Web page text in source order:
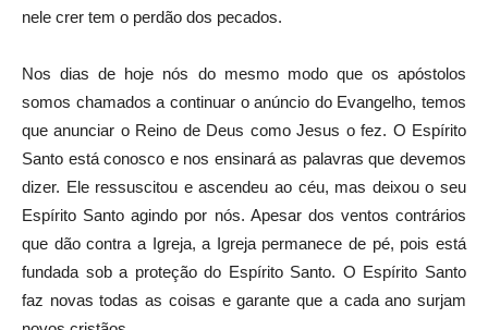
nele crer tem o perdão dos pecados.
Nos dias de hoje nós do mesmo modo que os apóstolos
somos chamados a continuar o anúncio do Evangelho, temos
que anunciar o Reino de Deus como Jesus o fez. O Espírito
Santo está conosco e nos ensinará as palavras que devemos
dizer. Ele ressuscitou e ascendeu ao céu, mas deixou o seu
Espírito Santo agindo por nós. Apesar dos ventos contrários
que dão contra a Igreja, a Igreja permanece de pé, pois está
fundada sob a proteção do Espírito Santo. O Espírito Santo
faz novas todas as coisas e garante que a cada ano surjam